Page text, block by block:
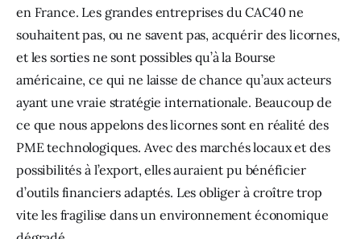
en France. Les grandes entreprises du CAC40 ne
souhaitent pas, ou ne savent pas, acquérir des licornes,
et les sorties ne sont possibles qu’à la Bourse
américaine, ce qui ne laisse de chance qu’aux acteurs
ayant une vraie stratégie internationale. Beaucoup de
ce que nous appelons des licornes sont en réalité des
PME technologiques. Avec des marchés locaux et des
possibilités à l’export, elles auraient pu bénéficier
d’outils financiers adaptés. Les obliger à croître trop
vite les fragilise dans un environnement économique